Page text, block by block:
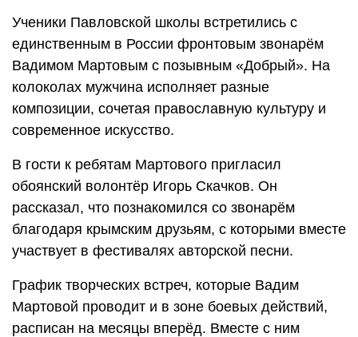
Ученики Павловской школы встретились с
единственным в России фронтовым звонарём
Вадимом Мартовым с позывным «Добрый». На
колоколах мужчина исполняет разные
композиции, сочетая православную культуру и
современное искусство.
В гости к ребятам Мартового пригласил
обоянский волонтёр Игорь Скачков. Он
рассказал, что познакомился со звонарём
благодаря крымским друзьям, с которыми вместе
участвует в фестивалях авторской песни.
График творческих встреч, которые Вадим
Мартовой проводит и в зоне боевых действий,
расписан на месяцы вперёд. Вместе с ним